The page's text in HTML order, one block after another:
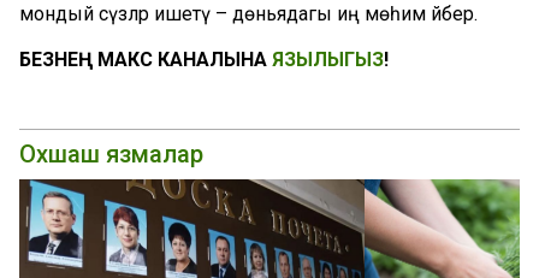
мондый сүзләр ишетү – дөньядагы иң мөһим әйбер.
БЕЗНЕҢ МАКС КАНАЛЫНА ЯЗЫЛЫГЫЗ!
Охшаш язмалар